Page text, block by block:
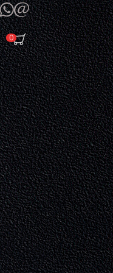
(link sends e-
mail)
0